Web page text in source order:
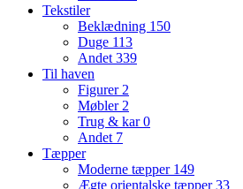
Tekstiler
Beklædning 150
Duge 113
Andet 339
Til haven
Figurer 2
Møbler 2
Trug & kar0
Andet 7
Tæpper
Moderne tæpper 149
Ægte orientalske tæpper33